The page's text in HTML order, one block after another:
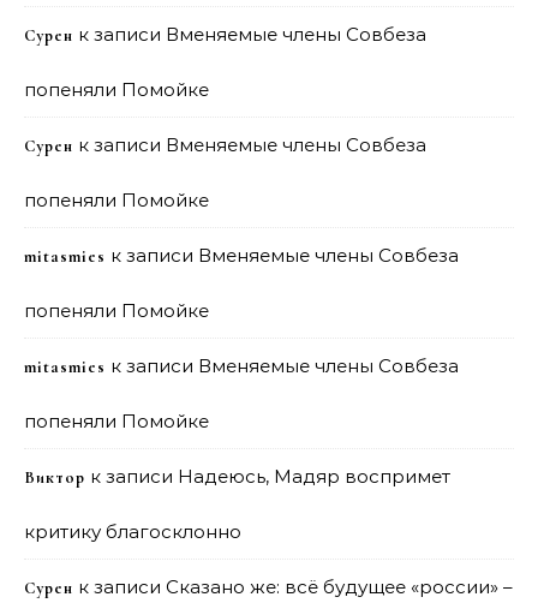
Сурен к записи Вменяемые члены Совбеза
попеняли Помойке
Сурен к записи Вменяемые члены Совбеза
попеняли Помойке
mitasmies к записи Вменяемые члены Совбеза
попеняли Помойке
mitasmies к записи Вменяемые члены Совбеза
попеняли Помойке
Виктор к записи Надеюсь, Мадяр воспримет
критику благосклонно
Сурен к записи Сказано же: всё будущее «россии» –